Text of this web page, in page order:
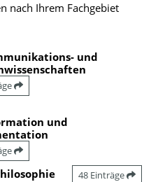
nach Ihrem Fachgebiet
und
und
48 Einträge